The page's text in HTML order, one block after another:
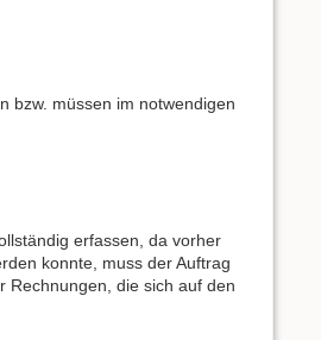
bzw. müssen im notwendigen
erfassen, da vorher
konnte, muss der Auftrag
Rechnungen, die sich auf den